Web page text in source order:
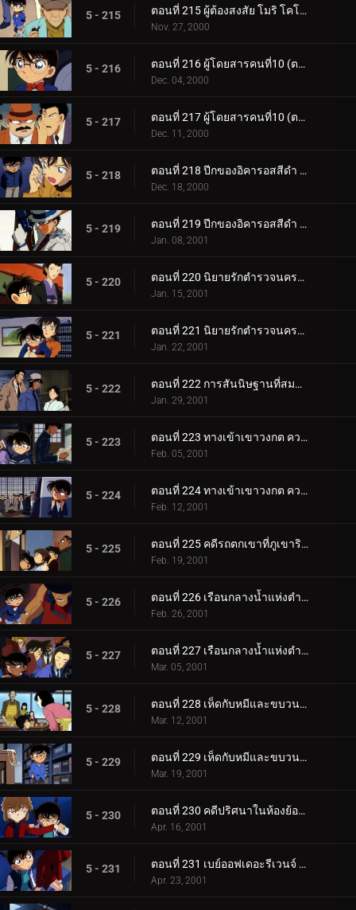
5 - 215 ตอนที่ 215 ผู้ต้องสงสัย โมริ โคโกโร่ (ตอนจบ)
Nov. 27, 2000
5 - 216 ตอนที่ 216 ผู้โดยสารคนที่10 (ตอนแรก)
Dec. 04, 2000
5 - 217 ตอนที่ 217 ผู้โดยสารคนที่10 (ตอนจบ)
Dec. 11, 2000
5 - 218 ตอนที่ 218 ปีกของอิคารอสสีดำ (ตอนแรก)
Dec. 18, 2000
5 - 219 ตอนที่ 219 ปีกของอิคารอสสีดำ (ตอนจบ)
Jan. 08, 2001
5 - 220 ตอนที่ 220 นิยายรักตำรวจนครบาล ภาค3 (ตอนแรก)
Jan. 15, 2001
5 - 221 ตอนที่ 221 นิยายรักตำรวจนครบาล ภาค3 (ตอนจบ)
Jan. 22, 2001
5 - 222 ตอนที่ 222 การสันนิษฐานที่สมบูรณ์แบบเกินไป
Jan. 29, 2001
5 - 223 ตอนที่ 223 ทางเข้าเขาวงกต ความพิโรธของเทวรูปขนาดยักษ์ (ตอนพิเศษ ตอนแรก) ยอดนักสืบจิ๋วโคนัน เดอะซ.
Feb. 05, 2001
5 - 224 ตอนที่ 224 ทางเข้าเขาวงกต ความพิโรธของเทวรูปขนาดยักษ์ (ตอนพิเศษ ตอนจบ) ยอดนักสืบจิ๋วโคนัน เดอะซี.
Feb. 12, 2001
5 - 225 ตอนที่ 225 คดีรถตกเขาที่ภูเขาริวจิน
Feb. 19, 2001
5 - 226 ตอนที่ 226 เรือนกลางน้ำแห่งตำนานสระเบญจรงค์ (ตอนแรก)
Feb. 26, 2001
5 - 227 ตอนที่ 227 เรือนกลางน้ำแห่งตำนานสระเบญจรงค์ (ตอนจบ)
Mar. 05, 2001
5 - 228 ตอนที่ 228 เห็ดกับหมีและขบวนการนักสืบเยาชน (ตอนแรก)
Mar. 12, 2001
5 - 229 ตอนที่ 229 เห็ดกับหมีและขบวนการนักสืบเยาชน (ตอนจบ)
Mar. 19, 2001
5 - 230 ตอนที่ 230 คดีปริศนาในห้องย้อนยุค
Apr. 16, 2001
5 - 231 ตอนที่ 231 เบย์ออฟเดอะรีเวนจ์ (ตอนแรก)
Apr. 23, 2001